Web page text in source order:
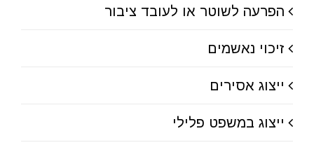
הפרעה לשוטר או לעובד ציבור
זיכוי נאשמים
ייצוג אסירים
ייצוג במשפט פלילי